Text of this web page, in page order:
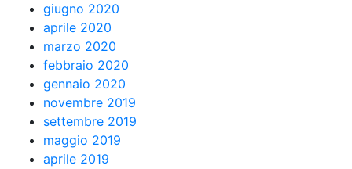
giugno 2020
aprile 2020
marzo 2020
febbraio 2020
gennaio 2020
novembre 2019
settembre 2019
maggio 2019
aprile 2019